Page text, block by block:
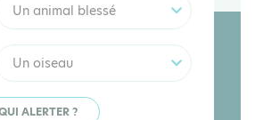
Un animal blessé
Un oiseau
ALERTER ?